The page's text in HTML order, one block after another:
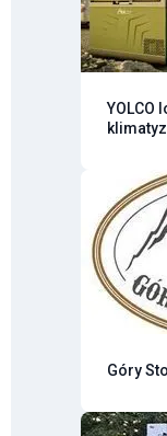
YOLCO
Góry